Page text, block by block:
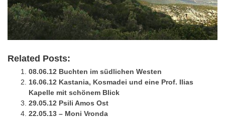
Related Posts:
08.06.12 Buchten im südlichen Westen
16.06.12 Kastania, Kosmadei und eine Prof. Ilias
Kapelle mit schönem Blick
29.05.12 Psili Amos Ost
22.05.13 – Moni Vronda